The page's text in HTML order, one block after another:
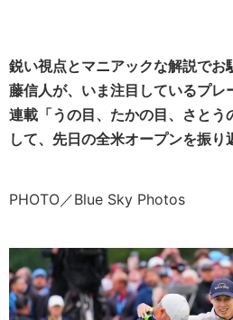
鋭い視点とマニアックな解説でお
藤信人が、いま注目しているプレ
連載「うの目、たかの目、さとう
して、先日の全米オープンを振り
PHOTO／Blue Sky Photos